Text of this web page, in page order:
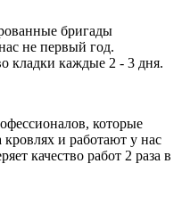
бригады
не первый год.
кладки каждые 2 - 3 дня.
которые
и работают у нас
качество работ 2 раза в